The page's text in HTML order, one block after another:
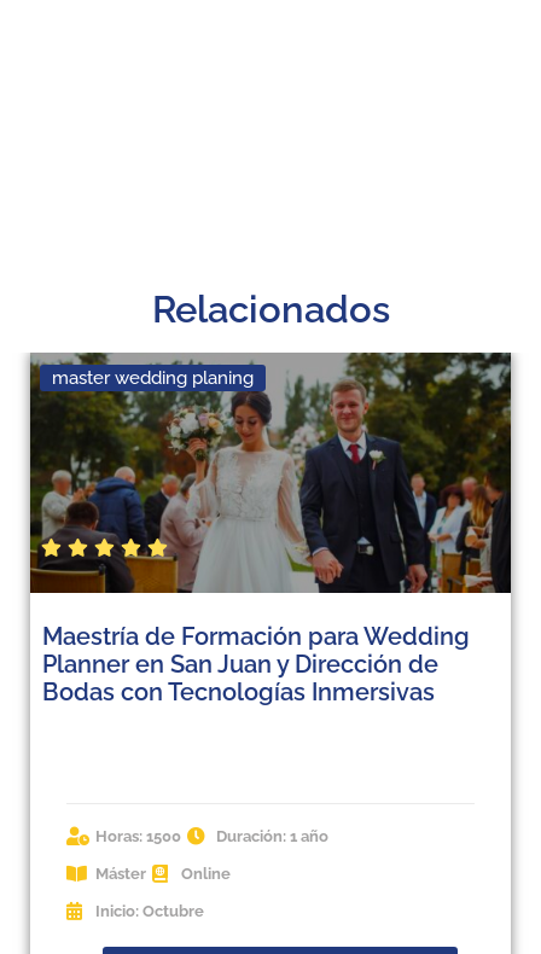
Relacionados
master wedding planing
Maestría de Formación para Wedding
Planner en San Juan y Dirección de
Bodas con Tecnologías Inmersivas
Horas: 1500 Duración: 1 año
Máster Online
Inicio: Octubre